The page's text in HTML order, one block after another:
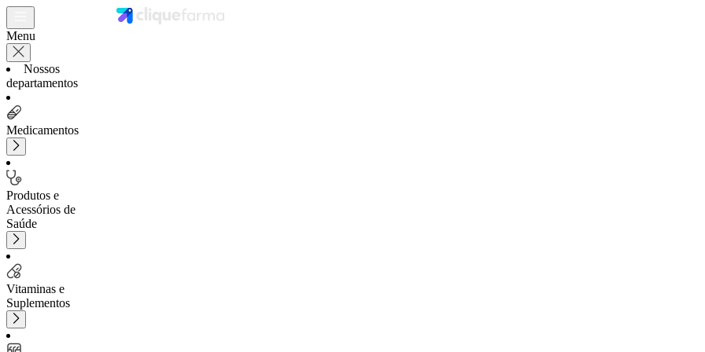
Menu
Nossos
departamentos
Medicamentos
Produtos e
Acessórios de
Saúde
Vitaminas e
Suplementos